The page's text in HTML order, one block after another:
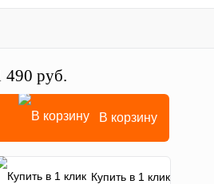
490 руб.
В корзину
Купить в 1 клик